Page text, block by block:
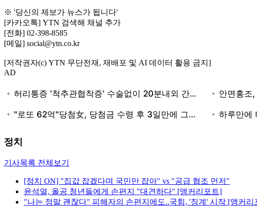
※ '당신의 제보가 뉴스가 됩니다'
[카카오톡] YTN 검색해 채널 추가
[전화] 02-398-8585
[메일] social@ytn.co.kr
[저작권자(c) YTN 무단전재, 재배포 및 AI 데이터 활용 금지]
AD
정치
기사목록 전체보기
[정치 ON] "집값 잡겠다며 국민만 잡아" vs "공급 협조 먼저"
윤석열, 올공 청년들에게 손편지 "대견하다" [앵커리포트]
"나는 정말 괜찮다" 피해자의 손편지에도..국힘, '징계' 시작 [앵커리